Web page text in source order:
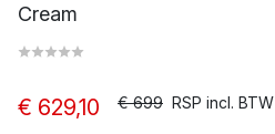
Cream
€ 629,10 € 699 RSP incl. BTW